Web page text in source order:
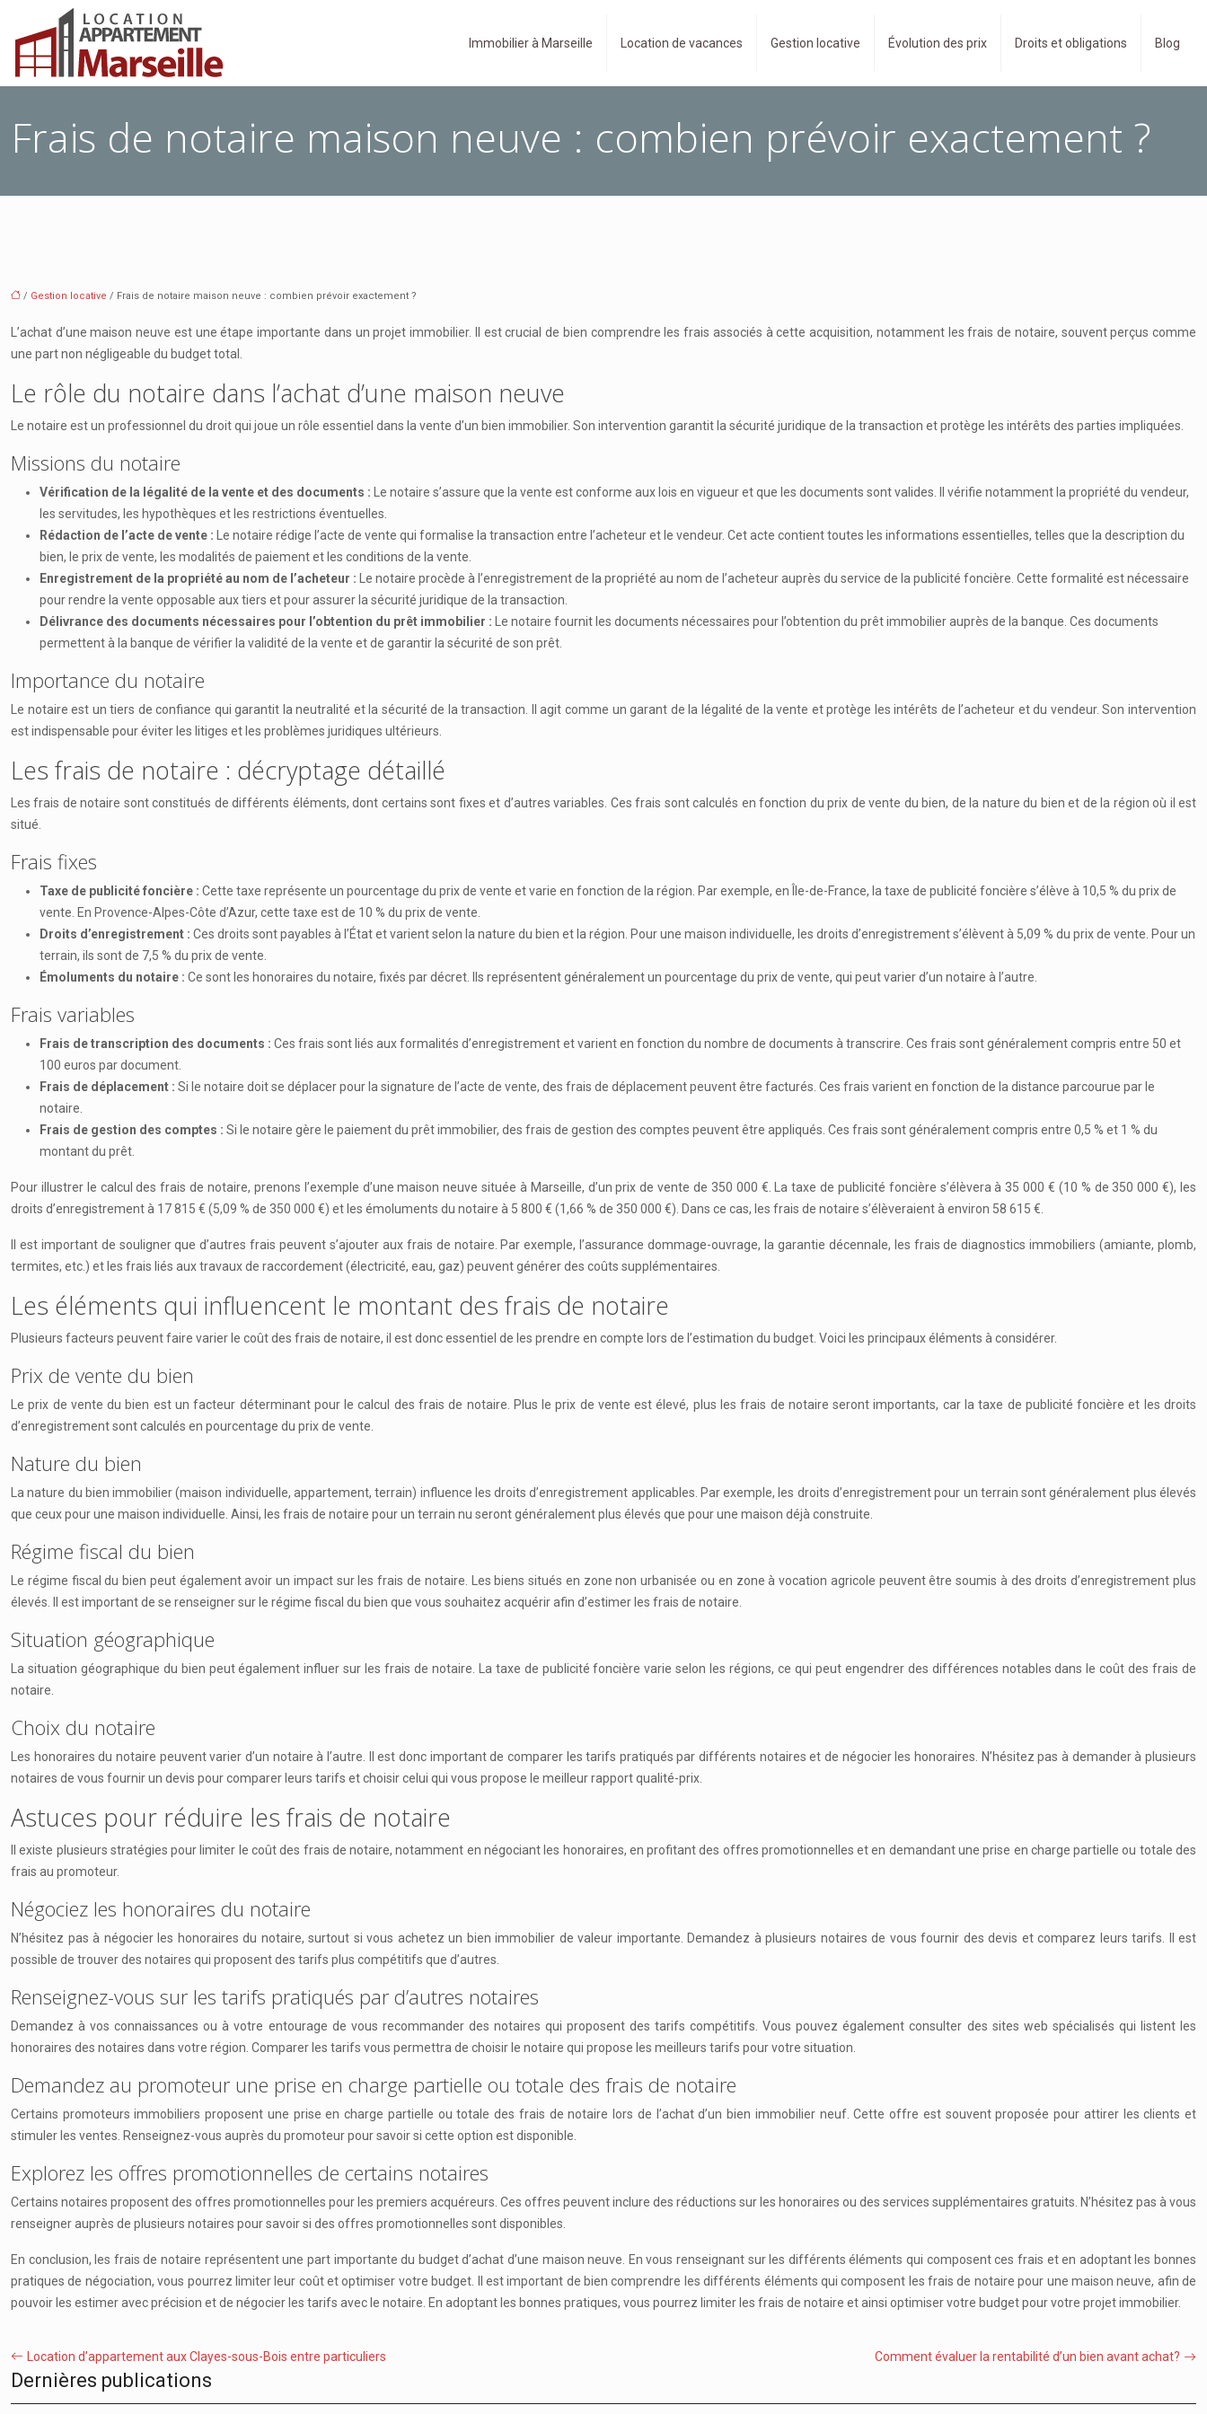
Immobilier à Marseille Location de vacances Gestion locative Évolution des prix Droits et obligations Blog
Frais de notaire maison neuve : combien prévoir exactement ?
/ Gestion locative / Frais de notaire maison neuve : combien prévoir exactement ?
L’achat d’une maison neuve est une étape importante dans un projet immobilier. Il est crucial de bien comprendre les frais associés à cette acquisition, notamment les frais de notaire, souvent perçus comme
une part non négligeable du budget total.
Le rôle du notaire dans l’achat d’une maison neuve
Le notaire est un professionnel du droit qui joue un rôle essentiel dans la vente d’un bien immobilier. Son intervention garantit la sécurité juridique de la transaction et protège les intérêts des parties impliquées.
Missions du notaire
Vérification de la légalité de la vente et des documents :
Le notaire s’assure que la vente est conforme aux lois en vigueur et que les documents sont valides. Il vérifie notamment la propriété du vendeur,
les servitudes, les hypothèques et les restrictions éventuelles.
Rédaction de l’acte de vente :
Le notaire rédige l’acte de vente qui formalise la transaction entre l’acheteur et le vendeur. Cet acte contient toutes les informations essentielles, telles que la description du
bien, le prix de vente, les modalités de paiement et les conditions de la vente.
Enregistrement de la propriété au nom de l’acheteur :
Le notaire procède à l’enregistrement de la propriété au nom de l’acheteur auprès du service de la publicité foncière. Cette formalité est nécessaire
pour rendre la vente opposable aux tiers et pour assurer la sécurité juridique de la transaction.
Délivrance des documents nécessaires pour l’obtention du prêt immobilier :
Le notaire fournit les documents nécessaires pour l’obtention du prêt immobilier auprès de la banque. Ces documents
permettent à la banque de vérifier la validité de la vente et de garantir la sécurité de son prêt.
Importance du notaire
Le notaire est un tiers de confiance qui garantit la neutralité et la sécurité de la transaction. Il agit comme un garant de la légalité de la vente et protège les intérêts de l’acheteur et du vendeur. Son intervention
est indispensable pour éviter les litiges et les problèmes juridiques ultérieurs.
Les frais de notaire : décryptage détaillé
Les frais de notaire sont constitués de différents éléments, dont certains sont fixes et d’autres variables. Ces frais sont calculés en fonction du prix de vente du bien, de la nature du bien et de la région où il est
situé.
Frais fixes
Taxe de publicité foncière : Cette taxe représente un pourcentage du prix de vente et varie en fonction de la région. Par exemple, en Île-de-France, la taxe de publicité foncière s’élève à 10,5 % du prix de
vente. En Provence-Alpes-Côte d’Azur, cette taxe est de 10 % du prix de vente.
Droits d’enregistrement : Ces droits sont payables à l’État et varient selon la nature du bien et la région. Pour une maison individuelle, les droits d’enregistrement s’élèvent à 5,09 % du prix de vente. Pour un
terrain, ils sont de 7,5 % du prix de vente.
Émoluments du notaire : Ce sont les honoraires du notaire, fixés par décret. Ils représentent généralement un pourcentage du prix de vente, qui peut varier d’un notaire à l’autre.
Frais variables
Frais de transcription des documents : Ces frais sont liés aux formalités d’enregistrement et varient en fonction du nombre de documents à transcrire. Ces frais sont généralement compris entre 50 et
100 euros par document.
Frais de déplacement : Si le notaire doit se déplacer pour la signature de l’acte de vente, des frais de déplacement peuvent être facturés. Ces frais varient en fonction de la distance parcourue par le
notaire.
Frais de gestion des comptes : Si le notaire gère le paiement du prêt immobilier, des frais de gestion des comptes peuvent être appliqués. Ces frais sont généralement compris entre 0,5 % et 1 % du
montant du prêt.
Pour illustrer le calcul des frais de notaire, prenons l’exemple d’une maison neuve située à Marseille, d’un prix de vente de 350 000 €. La taxe de publicité foncière s’élèvera à 35 000 € (10 % de 350 000 €), les
droits d’enregistrement à 17 815 € (5,09 % de 350 000 €) et les émoluments du notaire à 5 800 € (1,66 % de 350 000 €). Dans ce cas, les frais de notaire s’élèveraient à environ 58 615 €.
Il est important de souligner que d’autres frais peuvent s’ajouter aux frais de notaire. Par exemple, l’assurance dommage-ouvrage, la garantie décennale, les frais de diagnostics immobiliers (amiante, plomb,
termites, etc.) et les frais liés aux travaux de raccordement (électricité, eau, gaz) peuvent générer des coûts supplémentaires.
Les éléments qui influencent le montant des frais de notaire
Plusieurs facteurs peuvent faire varier le coût des frais de notaire, il est donc essentiel de les prendre en compte lors de l’estimation du budget. Voici les principaux éléments à considérer.
Prix de vente du bien
Le prix de vente du bien est un facteur déterminant pour le calcul des frais de notaire. Plus le prix de vente est élevé, plus les frais de notaire seront importants, car la taxe de publicité foncière et les droits
d’enregistrement sont calculés en pourcentage du prix de vente.
Nature du bien
La nature du bien immobilier (maison individuelle, appartement, terrain) influence les droits d’enregistrement applicables. Par exemple, les droits d’enregistrement pour un terrain sont généralement plus élevés
que ceux pour une maison individuelle. Ainsi, les frais de notaire pour un terrain nu seront généralement plus élevés que pour une maison déjà construite.
Régime fiscal du bien
Le régime fiscal du bien peut également avoir un impact sur les frais de notaire. Les biens situés en zone non urbanisée ou en zone à vocation agricole peuvent être soumis à des droits d’enregistrement plus
élevés. Il est important de se renseigner sur le régime fiscal du bien que vous souhaitez acquérir afin d’estimer les frais de notaire.
Situation géographique
La situation géographique du bien peut également influer sur les frais de notaire. La taxe de publicité foncière varie selon les régions, ce qui peut engendrer des différences notables dans le coût des frais de
notaire.
Choix du notaire
Les honoraires du notaire peuvent varier d’un notaire à l’autre. Il est donc important de comparer les tarifs pratiqués par différents notaires et de négocier les honoraires. N’hésitez pas à demander à plusieurs
notaires de vous fournir un devis pour comparer leurs tarifs et choisir celui qui vous propose le meilleur rapport qualité-prix.
Astuces pour réduire les frais de notaire
Il existe plusieurs stratégies pour limiter le coût des frais de notaire, notamment en négociant les honoraires, en profitant des offres promotionnelles et en demandant une prise en charge partielle ou totale des
frais au promoteur.
Négociez les honoraires du notaire
N’hésitez pas à négocier les honoraires du notaire, surtout si vous achetez un bien immobilier de valeur importante. Demandez à plusieurs notaires de vous fournir des devis et comparez leurs tarifs. Il est
possible de trouver des notaires qui proposent des tarifs plus compétitifs que d’autres.
Renseignez-vous sur les tarifs pratiqués par d’autres notaires
Demandez à vos connaissances ou à votre entourage de vous recommander des notaires qui proposent des tarifs compétitifs. Vous pouvez également consulter des sites web spécialisés qui listent les
honoraires des notaires dans votre région. Comparer les tarifs vous permettra de choisir le notaire qui propose les meilleurs tarifs pour votre situation.
Demandez au promoteur une prise en charge partielle ou totale des frais de notaire
Certains promoteurs immobiliers proposent une prise en charge partielle ou totale des frais de notaire lors de l’achat d’un bien immobilier neuf. Cette offre est souvent proposée pour attirer les clients et
stimuler les ventes. Renseignez-vous auprès du promoteur pour savoir si cette option est disponible.
Explorez les offres promotionnelles de certains notaires
Certains notaires proposent des offres promotionnelles pour les premiers acquéreurs. Ces offres peuvent inclure des réductions sur les honoraires ou des services supplémentaires gratuits. N’hésitez pas à vous
renseigner auprès de plusieurs notaires pour savoir si des offres promotionnelles sont disponibles.
En conclusion, les frais de notaire représentent une part importante du budget d’achat d’une maison neuve. En vous renseignant sur les différents éléments qui composent ces frais et en adoptant les bonnes
pratiques de négociation, vous pourrez limiter leur coût et optimiser votre budget. Il est important de bien comprendre les différents éléments qui composent les frais de notaire pour une maison neuve, afin de
pouvoir les estimer avec précision et de négocier les tarifs avec le notaire. En adoptant les bonnes pratiques, vous pourrez limiter les frais de notaire et ainsi optimiser votre budget pour votre projet immobilier.
Location d’appartement aux Clayes-sous-Bois entre particuliers Comment évaluer la rentabilité d’un bien avant achat?
Dernières publications